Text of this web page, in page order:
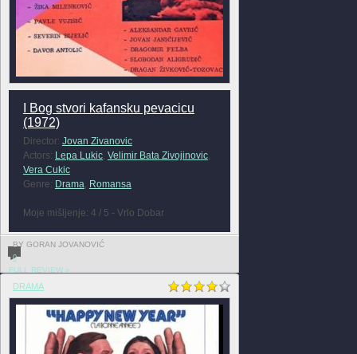
I Bog stvori kafansku pevacicu
(1972)
Director: Jovan Zivanovic
Actors: Lepa Lukic, Velimir Bata Zivojinovic,
Vera Cukic
Genre: Drama, Romansa
Moje mišljenje: 4 / 5 - Vrlo Dobar
BY GORAN JOVANOVIĆ
0
FULL REVIEW »
DRAMA